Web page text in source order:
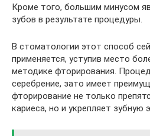
Кроме того, большим минусом
зубов в результате процедуры.
В стоматологии этот способ
применяется, уступив место
методике фторирования.
серебрение, зато имеет
фторирование не только
кариеса, но и укрепляет зубную